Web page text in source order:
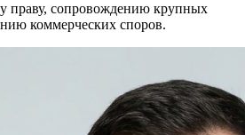
праву, сопровождению крупных
коммерческих споров.